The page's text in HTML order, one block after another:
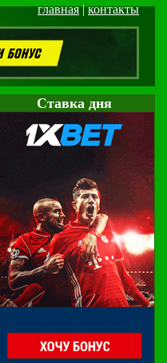
главная|контакты
Cтавка дня